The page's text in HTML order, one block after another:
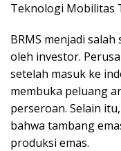
Teknologi Mobilitas
BRMS menjadi
oleh investor.
setelah masuk ke
membuka peluang
perseroan. Selain
bahwa tambang
produksi emas.